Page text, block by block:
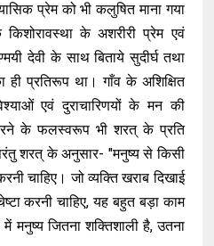
प्रेम को भी कलुषित माना गया
के अशरीरी प्रेम एवं
देवी के साथ बिताये सुदीर्घ तथा
ही प्रतिरूप था। गाँव के अशिक्षित
एवं दुराचारिणयों के मन की
के फलस्वरूप भी शरत् के प्रति
शरत् के अनुसार- "मनुष्य से किसी
चाहिए। जो व्यक्ति खराब दिखाई
करनी चाहिए, यह बहुत बड़ा काम
मनुष्य जितना शक्तिशाली है, उतना